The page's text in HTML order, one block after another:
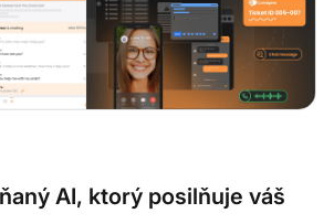
AI, ktorý posilňuje váš